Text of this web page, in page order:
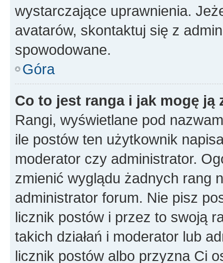
wystarczające uprawnienia.
avatarów, skontaktuj się z
spowodowane.
Góra
Co to jest ranga i jak mogę ją
Rangi, wyświetlane pod
ile postów ten użytkownik
moderator czy administrator.
zmienić wyglądu żadnych rang
administrator forum. Nie pisz
licznik postów i przez to swoją
takich działań i moderator lub
licznik postów albo przyzna Ci